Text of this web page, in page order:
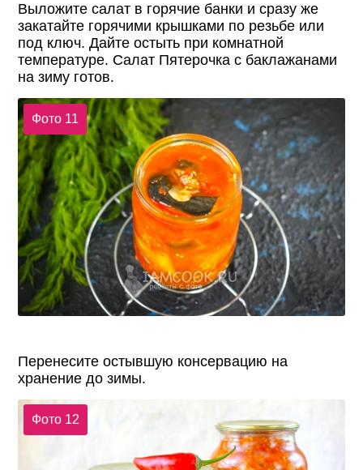
Выложите салат в горячие банки и сразу же
закатайте горячими крышками по резьбе или
под ключ. Дайте остыть при комнатной
температуре. Салат Пятерочка с баклажанами
на зиму готов.
Фото 11
Перенесите остывшую консервацию на
хранение до зимы.
Фото 12